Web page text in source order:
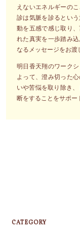
えないエネルギーの
診は気脈を診るとい
動を五感で感じ取り
れた真実を一歩踏み
なるメッセージをお渡
明日香天翔のワーク
よって、澄み切った
いや苦悩を取り除き
断をすることをサポー
CATEGORY